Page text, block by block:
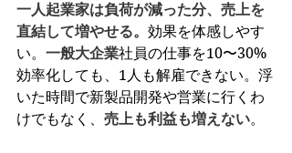
一人起業家は負荷が減った分、売上を
直結して増やせる。 効果を体感しやす
い。 一般大企業社員の仕事を10〜30%
効率化しても、1人も解雇できない。浮
いた時間で新製品開発や営業に行くわ
けでもなく、 売上も利益も増えない。